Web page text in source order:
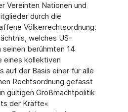
Vereinten Nationen und
durch die
Völkerrechtsordnung.
welches US-
seinen berühmten 14
eines kollektiven
auf der Basis einer für alle
Rechtsordnung gefasst
gültigen Großmachtpolitik
der Kräfte«